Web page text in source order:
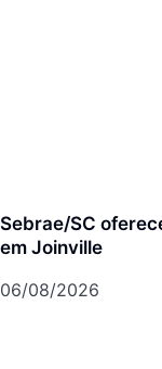
Sebrae/SC
em Joinville
06/08/2026